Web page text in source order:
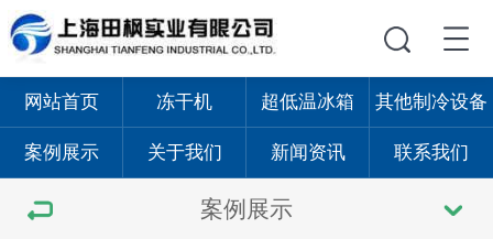
网站首页 冻干机 超低温冰箱 其他制冷设备
案例展示 关于我们 新闻资讯 联系我们
案例展示